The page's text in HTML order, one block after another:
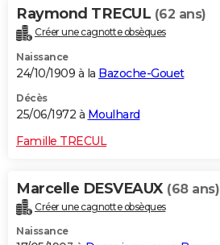
Raymond TRECUL (62 ans)
Créer une cagnotte obsèques
Naissance
24/10/1909 à la Bazoche-Gouet
Décès
25/06/1972 à Moulhard
Famille TRECUL
Marcelle DESVEAUX (68 ans)
Créer une cagnotte obsèques
Naissance